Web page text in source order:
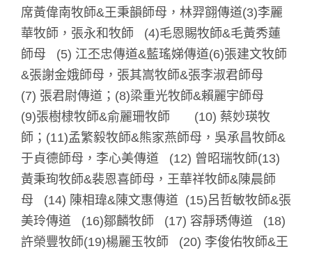
席黃偉南牧師&王秉韻師母，林羿翧傳道(3)李麗
華牧師，張永和牧師 (4)毛恩賜牧師&毛黃秀蓮
師母 (5) 江丕忠傳道&藍瑤娣傳道(6)張建文牧師
&張謝金娥師母，張其嵩牧師&張李淑君師母
(7) 張君尉傳道；(8)梁重光牧師&賴麗宇師母
(9)張樹棣牧師&俞麗珊牧師 (10) 蔡妙瑛牧
師；(11)孟繁毅牧師&熊家燕師母，吳承昌牧師&
于貞德師母，李心美傳道 (12) 曾昭瑞牧師(13)
黃秉珣牧師&裴恩喜師母，王華祥牧師&陳晨師
母 (14) 陳相瑋&陳文惠傳道 (15)呂哲敏牧師&張
美玲傳道 (16)鄒麟牧師 (17) 容靜琇傳道 (18)
許榮豐牧師(19)楊麗玉牧師 (20) 李俊佑牧師&王